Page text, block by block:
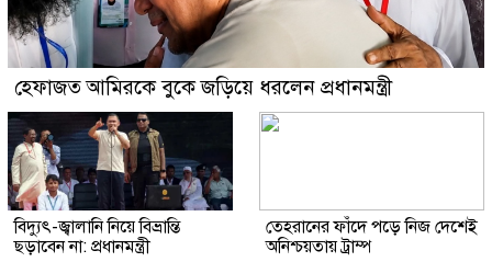
হেফাজত আমিরকে বুকে জড়িয়ে ধরলেন প্রধানমন্ত্রী
বিদ্যুৎ-জ্বালানি নিয়ে বিভ্রান্তি
ছড়াবেন না: প্রধানমন্ত্রী
তেহরানের ফাঁদে পড়ে নিজ দেশেই
অনিশ্চয়তায় ট্রাম্প